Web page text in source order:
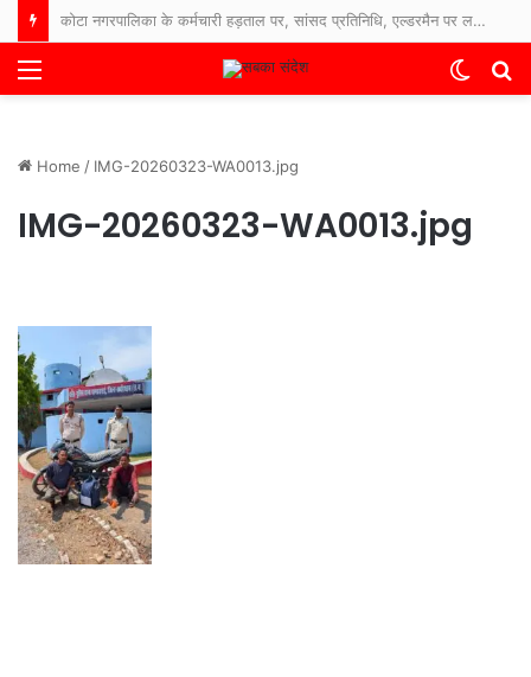
कोटा नगरपालिका के कर्मचारी हड़ताल पर, सांसद प्रतिनिधि, एल्डरमैन पर लगाए आरोप कहा काम नहीं करने देते, एल्डरमैन और सांसद प्रतिनिधि ने कहा कर्मचारी कई साल से यहां टिके है इसलिए काम करना नहीं चाहते ।
Menu
Switch
Home / IMG-20260323-WA0013.jpg
IMG-20260323-WA0013.jpg